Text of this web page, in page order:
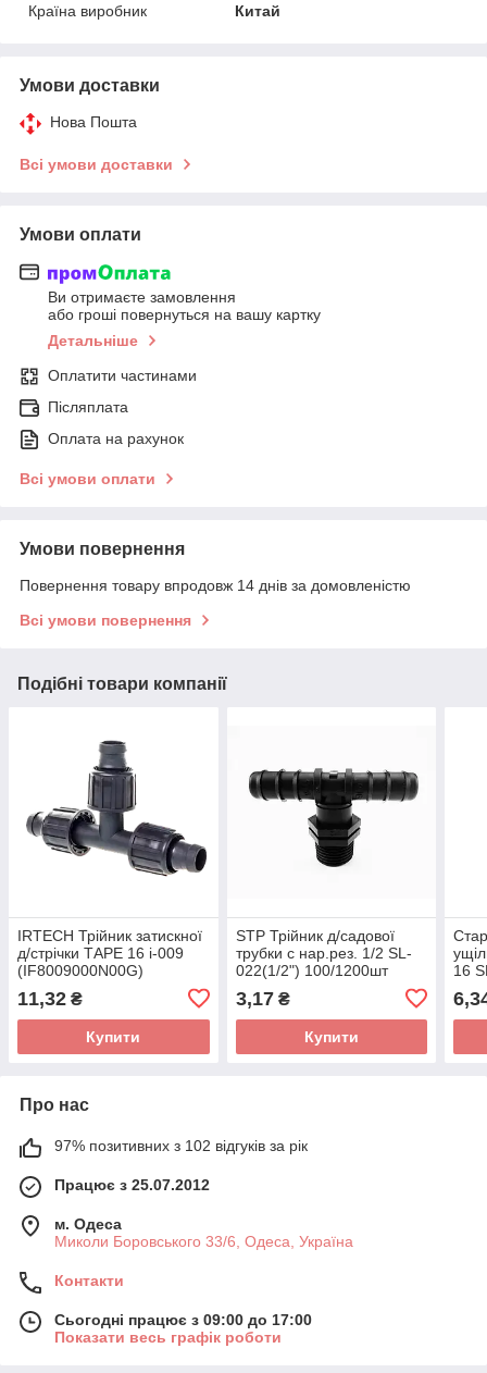
Країна виробник
Китай
Умови доставки
Нова Пошта
Всі умови доставки
Умови оплати
Ви отримаєте замовлення
або гроші повернуться на вашу картку
Детальніше
Оплатити частинами
Післяплата
Оплата на рахунок
Всі умови оплати
Умови повернення
Повернення товару впродовж 14 днів за домовленістю
Всі умови повернення
Подібні товари компанії
IRTECH Трійник затискної
д/стрічки ТАРЕ 16 i-009
(IF8009000N00G)
11,32 ₴
Купити
STP Трійник д/садової
трубки с нар.рез. 1/2 SL-
022(1/2") 100/1200шт
3,17₴
Купити
16
Про нас
97% позитивних з 102 відгуків за рік
Працює з 25.07.2012
м. Одеса
Миколи Боровського 33/6, Одеса, Україна
Контакти
Сьогодні працює з 09:00 до 17:00
Показати весь графік роботи